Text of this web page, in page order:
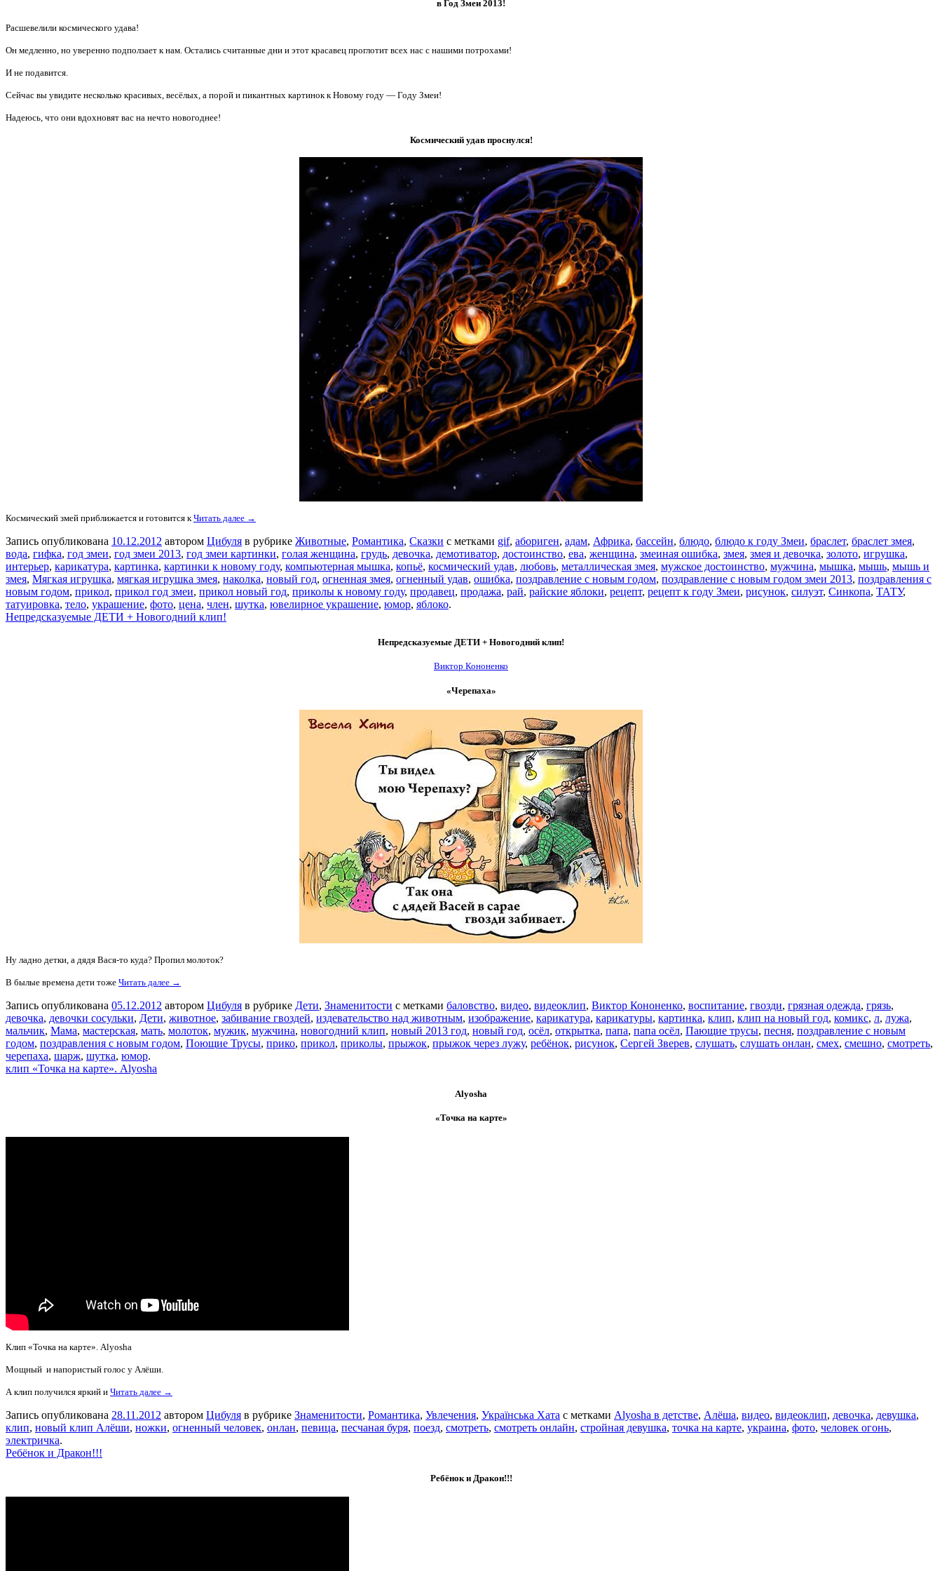
в Год Змеи 2013!
Расшевелили космического удава!
Он медленно, но уверенно подползает к нам. Остались считанные дни и этот красавец проглотит всех нас с нашими потрохами!
И не подавится.
Сейчас вы увидите несколько красивых, весёлых, а порой и пикантных картинок к Новому году — Году Змеи!
Надеюсь, что они вдохновят вас на нечто новогоднее!
Космический удав проснулся!
Космический змей приближается и готовится к Читать далее →
Запись опубликована 10.12.2012 автором Цибуля в рубрике Животные, Романтика, Сказки с метками gif, абориген, адам, Африка, бассейн, блюдо, блюдо к году Змеи, браслет, браслет змея,
вода, гифка, год змеи, год змеи 2013, год змеи картинки, голая женщина, грудь, девочка, демотиватор, достоинство, ева, женщина, змеиная ошибка, змея, змея и девочка, золото, игрушка,
интерьер, карикатура, картинка, картинки к новому году, компьютерная мышка, копьё, космический удав, любовь, металлическая змея, мужское достоинство, мужчина, мышка, мышь, мышь и
змея, Мягкая игрушка, мягкая игрушка змея, наколка, новый год, огненная змея, огненный удав, ошибка, поздравление с новым годом, поздравление с новым годом змеи 2013, поздравления с
новым годом, прикол, прикол год змеи, прикол новый год, приколы к новому году, продавец, продажа, рай, райские яблоки, рецепт, рецепт к году Змеи, рисунок, силуэт, Синкопа, ТАТУ,
татуировка, тело, украшение, фото, цена, член, шутка, ювелирное украшение, юмор, яблоко.
Непредсказуемые ДЕТИ + Новогодний клип!
Непредсказуемые ДЕТИ + Новогодний клип!
Виктор Кононенко
«Черепаха»
Ну ладно детки, а дядя Вася-то куда? Пропил молоток?
В былые времена дети тоже Читать далее →
Запись опубликована 05.12.2012 автором Цибуля в рубрике Дети, Знаменитости с метками баловство, видео, видеоклип, Виктор Кононенко, воспитание, гвозди, грязная одежда, грязь,
девочка, девочки сосульки, Дети, животное, забивание гвоздей, издевательство над животным, изображение, карикатура, карикатуры, картинка, клип, клип на новый год, комикс, л, лужа,
мальчик, Мама, мастерская, мать, молоток, мужик, мужчина, новогодний клип, новый 2013 год, новый год, осёл, открытка, папа, папа осёл, Пающие трусы, песня, поздравление с новым
годом, поздравления с новым годом, Поющие Трусы, прико, прикол, приколы, прыжок, прыжок через лужу, ребёнок, рисунок, Сергей Зверев, слушать, слушать онлан, смех, смешно, смотреть,
черепаха, шарж, шутка, юмор.
клип «Точка на карте». Alyosha
Alyosha
«Точка на карте»
Клип «Точка на карте». Alyosha
Мощный и напористый голос у Алёши.
А клип получился яркий и Читать далее →
Запись опубликована 28.11.2012 автором Цибуля в рубрике Знаменитости, Романтика, Увлечения, Українська Хата с метками Alyosha в детстве, Алёша, видео, видеоклип, девочка, девушка,
клип, новый клип Алёши, ножки, огненный человек, онлан, певица, песчаная буря, поезд, смотреть, смотреть онлайн, стройная девушка, точка на карте, украина, фото, человек огонь,
электричка.
Ребёнок и Дракон!!!
Ребёнок и Дракон!!!